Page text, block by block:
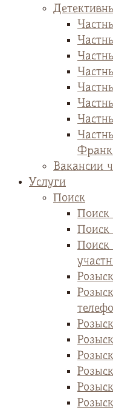
Вакансии
Услуги
Поиск
Поиск
Поиск
Поиск